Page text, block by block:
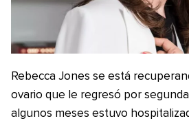
Rebecca Jones se está
ovario que le regresó por
algunos meses estuvo